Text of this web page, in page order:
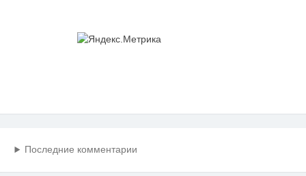
Последние комментарии